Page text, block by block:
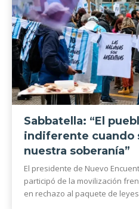
Sabbatella: “El
indiferente cuando
nuestra soberanía”
El presidente de Nuevo
participó de la movilización
en rechazo al paquete de